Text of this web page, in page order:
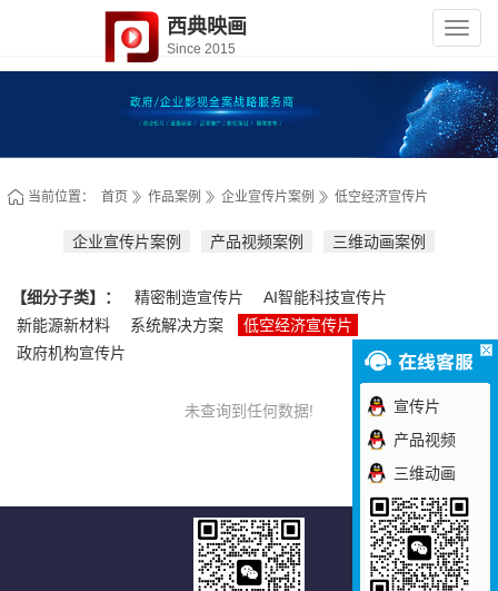
深
圳
西
典
映
画
传
媒
西典映画
Since 2015
当前位置： 首页 作品案例 企业宣传片案例 低空经济宣传片
企业宣传片案例 产品视频案例 三维动画案例
【细分子类】： 精密制造宣传片
AI智能科技宣传片
新能源新材料
系统解决方案
低空经济宣传片
政府机构宣传片
未查询到任何数据!
宣传片
产品视频
三维动画